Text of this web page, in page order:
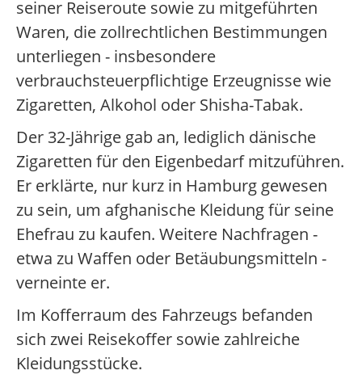
seiner Reiseroute sowie zu mitgeführten
Waren, die zollrechtlichen Bestimmungen
unterliegen - insbesondere
verbrauchsteuerpflichtige Erzeugnisse wie
Zigaretten, Alkohol oder Shisha-Tabak.
Der 32-Jährige gab an, lediglich dänische
Zigaretten für den Eigenbedarf mitzuführen.
Er erklärte, nur kurz in Hamburg gewesen
zu sein, um afghanische Kleidung für seine
Ehefrau zu kaufen. Weitere Nachfragen -
etwa zu Waffen oder Betäubungsmitteln -
verneinte er.
Im Kofferraum des Fahrzeugs befanden
sich zwei Reisekoffer sowie zahlreiche
Kleidungsstücke.